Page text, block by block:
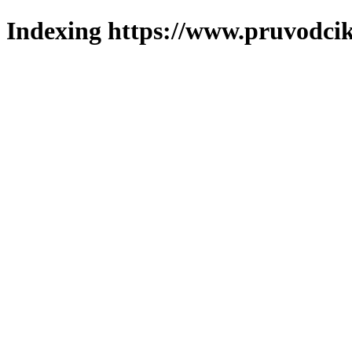
Indexing https://